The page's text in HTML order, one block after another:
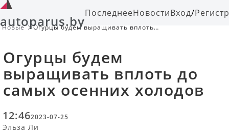
autoparus.byПоследнееНовостиВход/
Новые
Огурцы будем выращивать вплоть
Огурцы будем
выращивать вплоть до
самых осенних холодов
12:462023-07-25
Эльза Ли